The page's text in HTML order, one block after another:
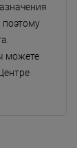
можете